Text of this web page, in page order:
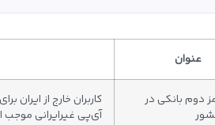
عنوان
دوم بانکی در
کاربران خارج از ایران
آی‌پی غیرایرانی